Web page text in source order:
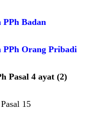
PPh Badan
PPh Orang Pribadi
Pasal 4 ayat (2)
15